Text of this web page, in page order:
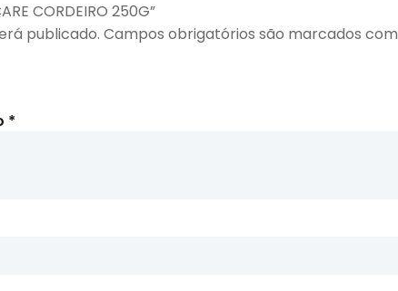
CORDEIRO 250G”
publicado. Campos obrigatórios são marcados com
*